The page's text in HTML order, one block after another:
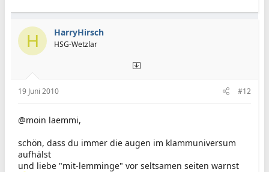
H HarryHirsch
HSG-Wetzlar
19 Juni 2010 #12
@moin laemmi,
schön, dass du immer die augen im klammuniversum
aufhälst
und liebe "mit-lemminge" vor seltsamen seiten warnst